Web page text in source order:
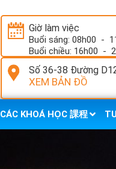
Giờ làm việc
Buổi sáng: 08h00 -
Buổi chiều: 16h00 -
Số 36-38 Đường
XEM BẢN ĐỒ
CÁC KHOÁ HỌC 課程